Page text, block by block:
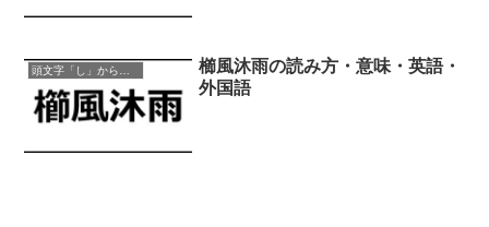
櫛風沐雨の読み方・意味・英語・
外国語